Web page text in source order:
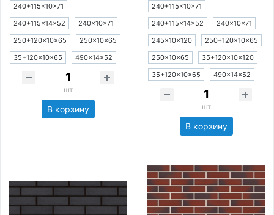
240+115×10×71
240+115×14×52
240×10×71
250+120×10×65
250×10×65
35+120×10×65
490×14×52
шт
В корзину
240+115×10×71
240+115×14×52
240×10×71
245×10×120
250+120×10×65
250×10×65
35+120×10×120
35+120×10×65
490×14×52
шт
В корзину